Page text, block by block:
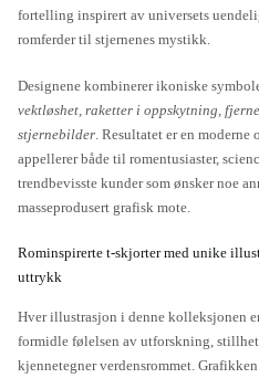
fortelling inspirert av universets
romferder til stjernenes mystikk.
Designene kombinerer ikoniske
vektløshet, raketter i oppskytning,
stjernebilder . Resultatet er en
appellerer både til romentusiaster,
trendbevisste kunder som ønsker noe
masseprodusert grafisk mote.
Rominspirerte t-skjorter med unike
uttrykk
Hver illustrasjon i denne kolleksjonen
formidle følelsen av utforskning,
kjennetegner verdensrommet.